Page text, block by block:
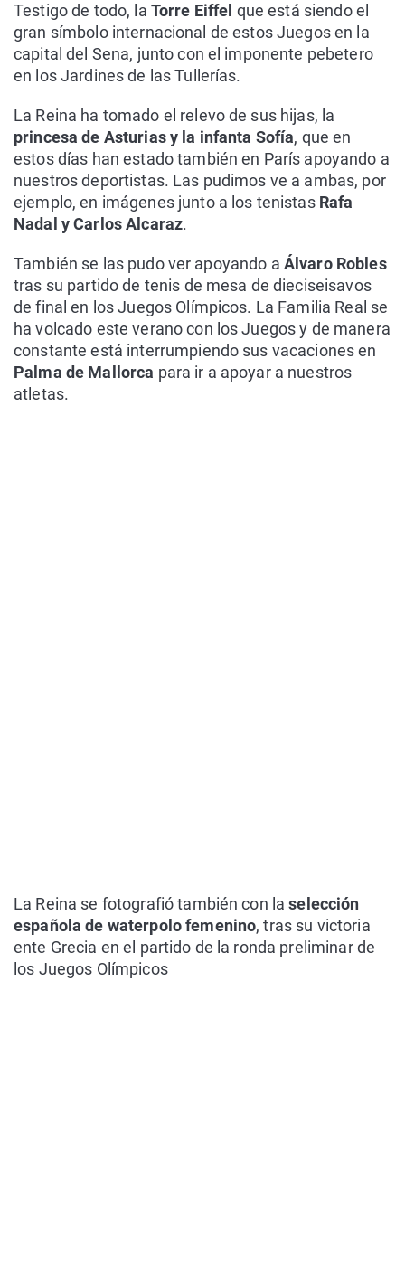
Testigo de todo, la Torre Eiffel que está siendo el
gran símbolo internacional de estos Juegos en la
capital del Sena, junto con el imponente pebetero
en los Jardines de las Tullerías.
La Reina ha tomado el relevo de sus hijas, la
princesa de Asturias y la infanta Sofía, que en
estos días han estado también en París apoyando a
nuestros deportistas. Las pudimos ve a ambas, por
ejemplo, en imágenes junto a los tenistas Rafa
Nadal y Carlos Alcaraz.
También se las pudo ver apoyando a Álvaro Robles
tras su partido de tenis de mesa de dieciseisavos
de final en los Juegos Olímpicos. La Familia Real se
ha volcado este verano con los Juegos y de manera
constante está interrumpiendo sus vacaciones en
Palma de Mallorca para ir a apoyar a nuestros
atletas.
La Reina se fotografió también con laselección
española de waterpolo femenino, tras su victoria
ente Grecia en el partido de la ronda preliminar de
los Juegos Olímpicos